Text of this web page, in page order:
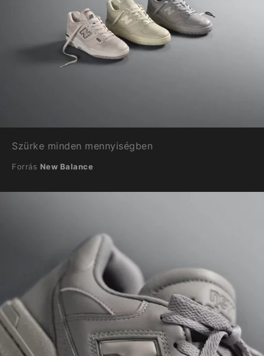
Szürke minden mennyiségben
Forrás New Balance